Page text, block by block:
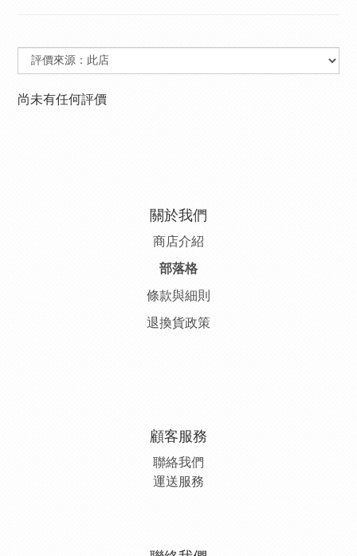
尚未有任何評價
關於我們
商店介紹
部落格
條款與細則
退換貨政策
顧客服務
聯絡我們
運送服務